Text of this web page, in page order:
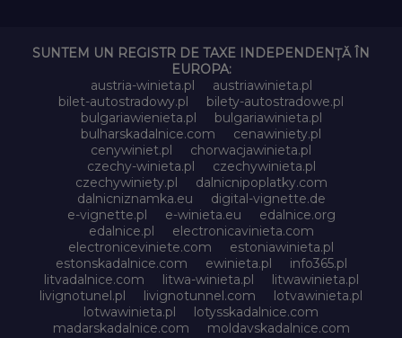
SUNTEM UN REGISTR DE TAXE INDEPENDENȚĂ ÎN
EUROPA:
austria-winieta.pl
austriawinieta.pl
bilet-autostradowy.pl
bilety-autostradowe.pl
bulgariawienieta.pl
bulgariawinieta.pl
bulharskadalnice.com
cenawiniety.pl
cenywiniet.pl
chorwacjawinieta.pl
czechy-winieta.pl
czechywinieta.pl
czechywiniety.pl
dalnicnipoplatky.com
dalnicniznamka.eu
digital-vignette.de
e-vignette.pl
e-winieta.eu
edalnice.org
edalnice.pl
electronicavinieta.com
electroniceviniete.com
estoniawinieta.pl
estonskadalnice.com
ewinieta.pl
info365.pl
litvadalnice.com
litwa-winieta.pl
litwawinieta.pl
livignotunel.pl
livignotunnel.com
lotvawinieta.pl
lotwawinieta.pl
lotysskadalnice.com
madarskadalnice.com
moldavskadalnice.com